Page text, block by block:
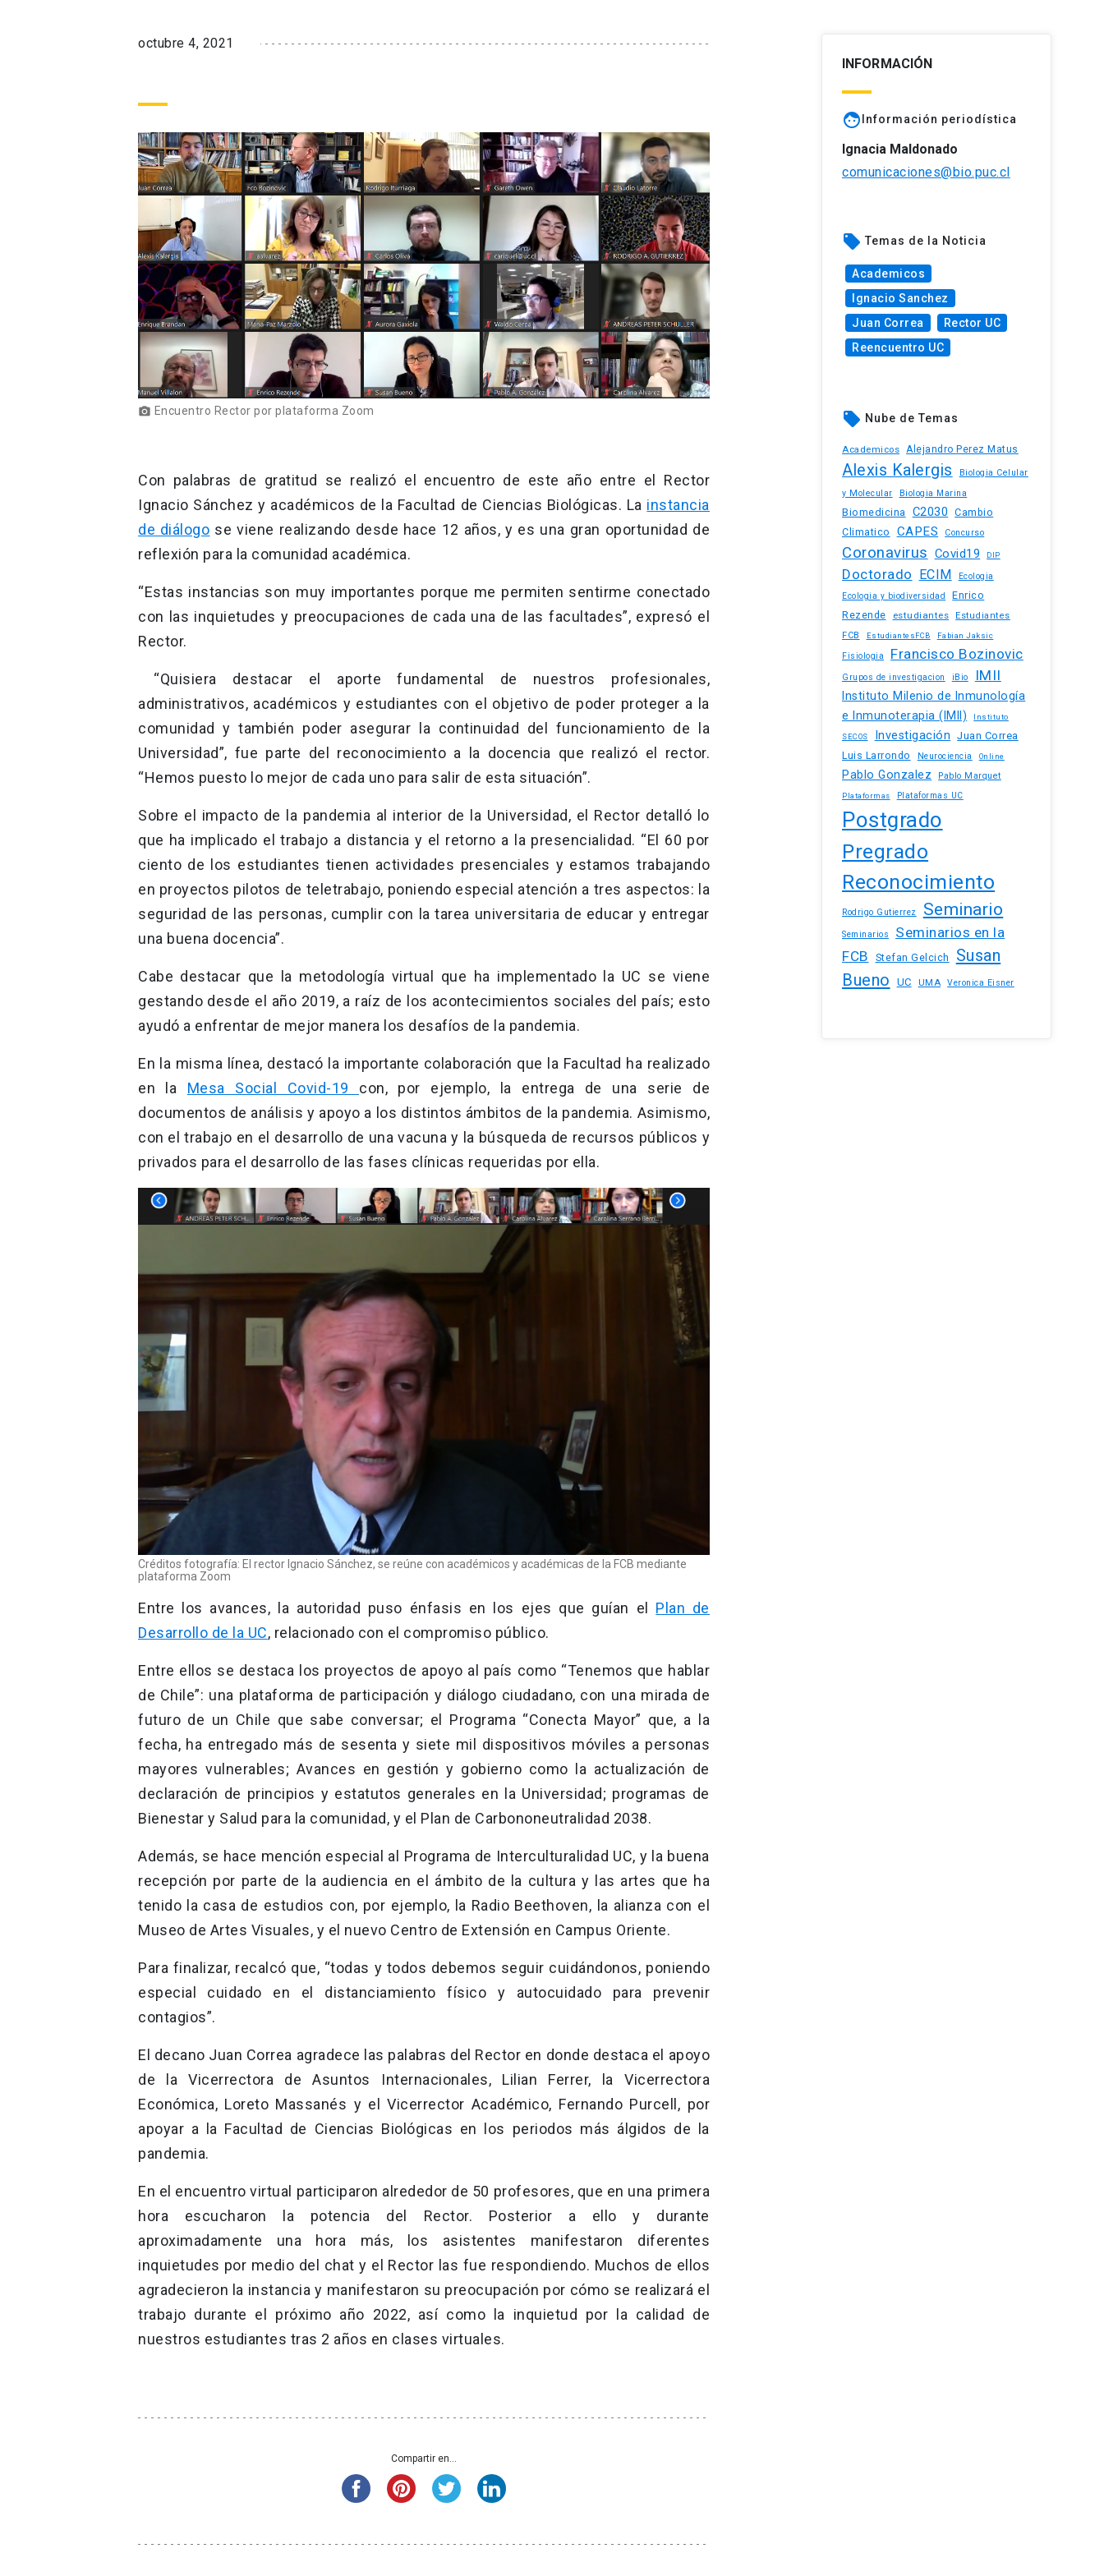
octubre 4, 2021
photo_camera Encuentro Rector por plataforma Zoom
Con palabras de gratitud se realizó el encuentro de este año entre el Rector
Ignacio Sánchez y académicos de la Facultad de Ciencias Biológicas. La instancia
de diálogo se viene realizando desde hace 12 años, y es una gran oportunidad de
reflexión para la comunidad académica.
“Estas instancias son muy importantes porque me permiten sentirme conectado
con las inquietudes y preocupaciones de cada una de las facultades”, expresó el
Rector.
“Quisiera destacar el aporte fundamental de nuestros profesionales,
administrativos, académicos y estudiantes con el objetivo de poder proteger a la
comunidad y también poder asegurar la continuidad del funcionamiento de la
Universidad”, fue parte del reconocimiento a la docencia que realizó el rector.
“Hemos puesto lo mejor de cada uno para salir de esta situación”.
Sobre el impacto de la pandemia al interior de la Universidad, el Rector detalló lo
que ha implicado el trabajo a distancia y el retorno a la presencialidad. “El 60 por
ciento de los estudiantes tienen actividades presenciales y estamos trabajando
en proyectos pilotos de teletrabajo, poniendo especial atención a tres aspectos: la
seguridad de las personas, cumplir con la tarea universitaria de educar y entregar
una buena docencia”.
Cabe destacar que la metodología virtual que ha implementado la UC se viene
gestando desde el año 2019, a raíz de los acontecimientos sociales del país; esto
ayudó a enfrentar de mejor manera los desafíos de la pandemia.
En la misma línea, destacó la importante colaboración que la Facultad ha realizado
en la Mesa Social Covid-19 con, por ejemplo, la entrega de una serie de
documentos de análisis y apoyo a los distintos ámbitos de la pandemia. Asimismo,
con el trabajo en el desarrollo de una vacuna y la búsqueda de recursos públicos y
privados para el desarrollo de las fases clínicas requeridas por ella.
Créditos fotografía: El rector Ignacio Sánchez, se reúne con académicos y académicas de la FCB mediante
plataforma Zoom
Entre los avances, la autoridad puso énfasis en los ejes que guían el Plan de
Desarrollo de la UC, relacionado con el compromiso público.
Entre ellos se destaca los proyectos de apoyo al país como “Tenemos que hablar
de Chile”: una plataforma de participación y diálogo ciudadano, con una mirada de
futuro de un Chile que sabe conversar; el Programa “Conecta Mayor” que, a la
fecha, ha entregado más de sesenta y siete mil dispositivos móviles a personas
mayores vulnerables; Avances en gestión y gobierno como la actualización de
declaración de principios y estatutos generales en la Universidad; programas de
Bienestar y Salud para la comunidad, y el Plan de Carbononeutralidad 2038.
Además, se hace mención especial al Programa de Interculturalidad UC, y la buena
recepción por parte de la audiencia en el ámbito de la cultura y las artes que ha
tenido la casa de estudios con, por ejemplo, la Radio Beethoven, la alianza con el
Museo de Artes Visuales, y el nuevo Centro de Extensión en Campus Oriente.
Para finalizar, recalcó que, “todas y todos debemos seguir cuidándonos, poniendo
especial cuidado en el distanciamiento físico y autocuidado para prevenir
contagios”.
El decano Juan Correa agradece las palabras del Rector en donde destaca el apoyo
de la Vicerrectora de Asuntos Internacionales, Lilian Ferrer, la Vicerrectora
Económica, Loreto Massanés y el Vicerrector Académico, Fernando Purcell, por
apoyar a la Facultad de Ciencias Biológicas en los periodos más álgidos de la
pandemia.
En el encuentro virtual participaron alrededor de 50 profesores, que en una primera
hora escucharon la potencia del Rector. Posterior a ello y durante
aproximadamente una hora más, los asistentes manifestaron diferentes
inquietudes por medio del chat y el Rector las fue respondiendo. Muchos de ellos
agradecieron la instancia y manifestaron su preocupación por cómo se realizará el
trabajo durante el próximo año 2022, así como la inquietud por la calidad de
nuestros estudiantes tras 2 años en clases virtuales.
Compartir en...
INFORMACIÓN
face Información periodística
Ignacia Maldonado
comunicaciones@bio.puc.cl
local_offer Temas de la Noticia
Academicos
Ignacio Sanchez
Juan Correa
Rector UC
Reencuentro UC
local_offer Nube de Temas
Academicos Alejandro Perez Matus
Alexis Kalergis
Biologia Celular
y Molecular
Biologia Marina
Biomedicina C2030
Cambio
Climatico
CAPES Concurso
Coronavirus Covid19 DIP
Doctorado ECIM Ecologia
Ecologia y biodiversidad
Enrico
Rezende
estudiantes
Estudiantes
FCB
EstudiantesFCB Fabian Jaksic
Fisiologia Francisco Bozinovic
Grupos de investigacion iBio IMII
Instituto Milenio de Inmunología
e Inmunoterapia (IMII)
Instituto
SECOS Investigación
Juan Correa
Luis Larrondo
Neurociencia Online
Pablo Gonzalez Pablo Marquet
Plataformas Plataformas UC
Postgrado
Pregrado
Reconocimiento
Rodrigo Gutierrez Seminario
Seminarios
Seminarios en la
FCB
Stefan Gelcich
Susan
Bueno
UC UMA Veronica Eisner